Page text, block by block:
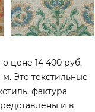
цене 14 400 руб.
Это текстильные
фактура
и в